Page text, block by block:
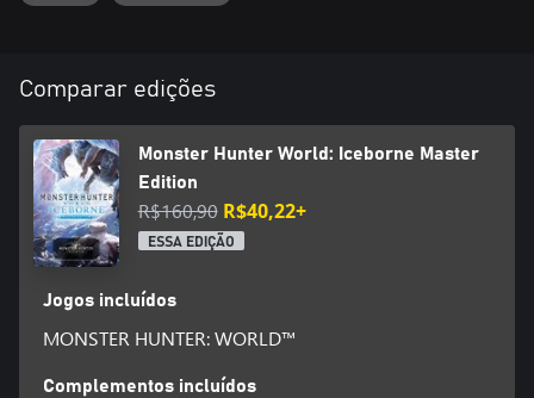
Comparar edições
Monster Hunter World: Iceborne Master
Edition
R$160,90 R$40,22+
ESSA EDIÇÃO
Jogos incluídos
MONSTER HUNTER: WORLD™
Complementos incluídos